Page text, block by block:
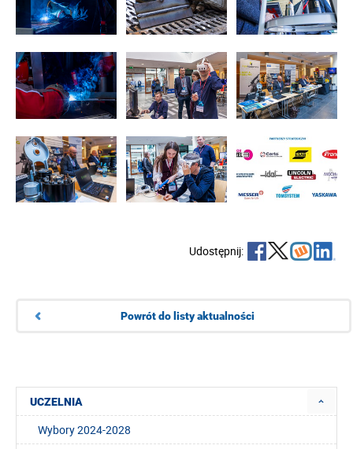
Udostępnij:
Powrót do listy aktualności
UCZELNIA
Wybory 2024-2028